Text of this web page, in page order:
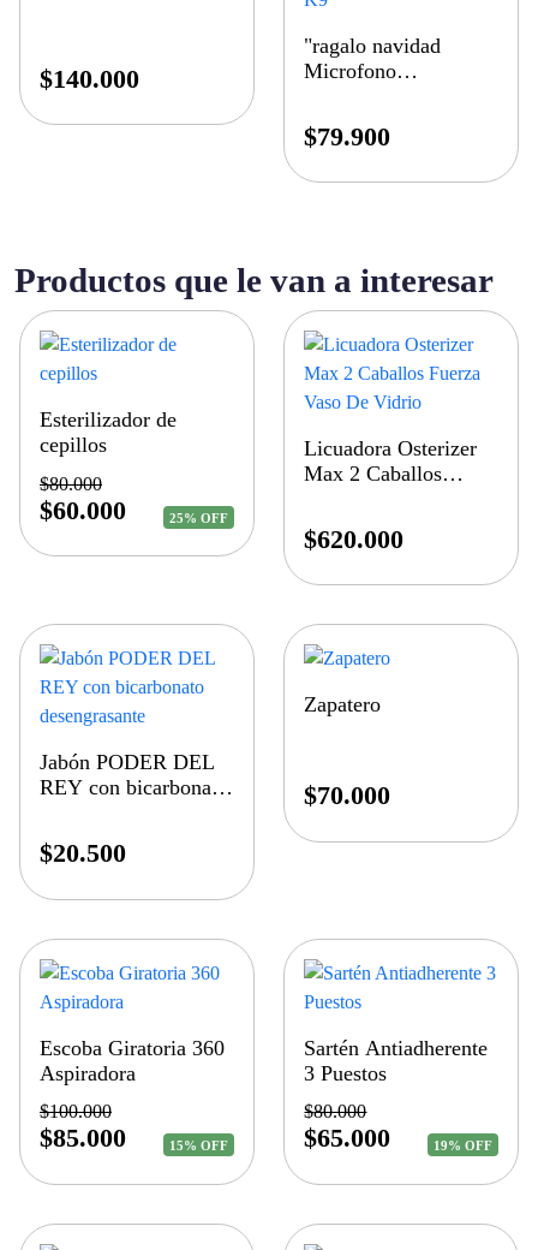
$140.000
"ragalo navidad
Microfono
$79.900
Productos que le van a interesar
Esterilizador de
cepillos
$80.000
$60.000 25% OFF
Licuadora Osterizer
Max 2 Caballos
Vidrio
$620.000
Jabón PODER DEL
REY con bicarbonato
$20.500
Zapatero
$70.000
Escoba Giratoria 360
Aspiradora
$100.000
$85.000 15% OFF
Sartén Antiadherente
3 Puestos
$80.000
$65.000 19% OFF